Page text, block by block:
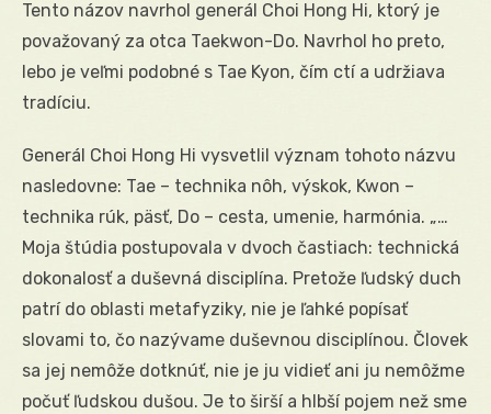
Tento názov navrhol generál Choi Hong Hi, ktorý je
považovaný za otca Taekwon-Do. Navrhol ho preto,
lebo je veľmi podobné s Tae Kyon, čím ctí a udržiava
tradíciu.
Generál Choi Hong Hi vysvetlil význam tohoto názvu
nasledovne: Tae – technika nôh, výskok, Kwon –
technika rúk, päsť, Do – cesta, umenie, harmónia. „…
Moja štúdia postupovala v dvoch častiach: technická
dokonalosť a duševná disciplína. Pretože ľudský duch
patrí do oblasti metafyziky, nie je ľahké popísať
slovami to, čo nazývame duševnou disciplínou. Človek
sa jej nemôže dotknúť, nie je ju vidieť ani ju nemôžme
počuť ľudskou dušou. Je to širší a hlbší pojem než sme